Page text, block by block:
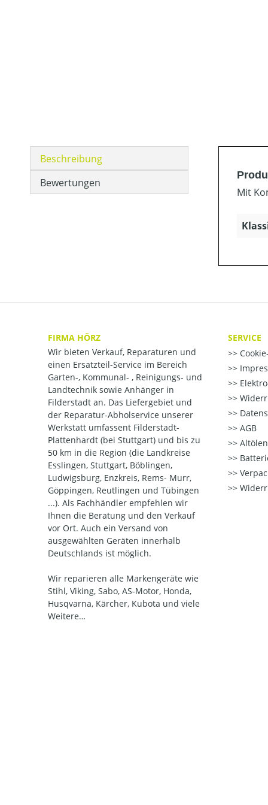
Beschreibung
Bewertungen
Mit
FIRMA HÖRZ
Wir bieten Verkauf, Reparaturen und
einen Ersatzteil-Service im Bereich
Garten-, Kommunal- , Reinigungs- und
Landtechnik sowie Anhänger in
Filderstadt an. Das Liefergebiet und
der Reparatur-Abholservice unserer
Werkstatt umfassent Filderstadt-
Plattenhardt (bei Stuttgart) und bis zu
50 km in die Region (die Landkreise
Esslingen, Stuttgart, Böblingen,
Ludwigsburg, Enzkreis, Rems- Murr,
Göppingen, Reutlingen und Tübingen
...). Als Fachhändler empfehlen wir
Ihnen die Beratung und den Verkauf
vor Ort. Auch ein Versand von
ausgewählten Geräten innerhalb
Deutschlands ist möglich.
Wir reparieren alle Markengeräte wie
Stihl, Viking, Sabo, AS-Motor, Honda,
Husqvarna, Kärcher, Kubota und viele
Weitere…
SERVICE
AGB